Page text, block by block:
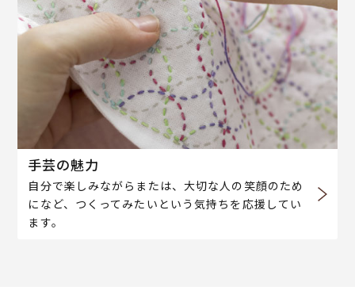
手芸の魅力
自分で楽しみながらまたは、大切な人の笑顔のため
になど、つくってみたいという気持ちを応援してい
ます。